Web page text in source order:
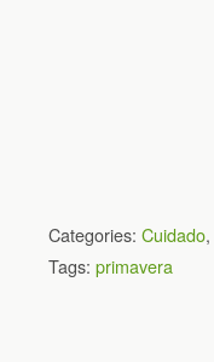
Categories: Cuidado,
Tags: primavera